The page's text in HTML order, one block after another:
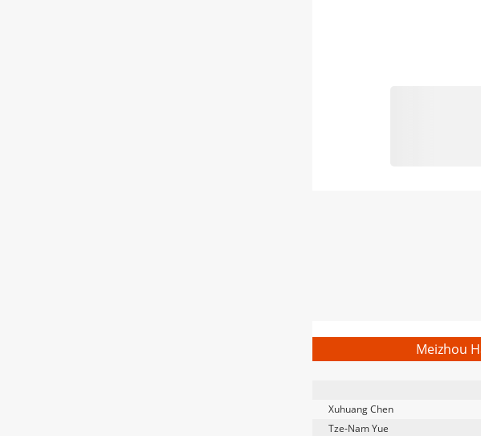
Meizhou
Xuhuang Chen
Tze-Nam Yue